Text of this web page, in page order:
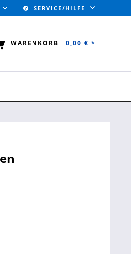
VALVOTEC (DEUTSCH)
SERVICE/HILFE
WARENKORB 0,00 € *